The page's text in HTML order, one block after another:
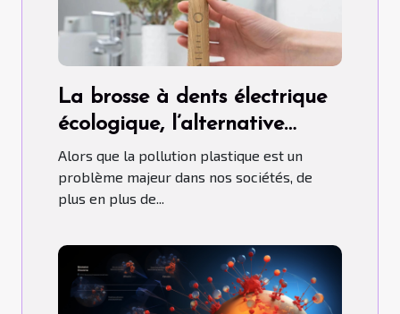
La brosse à dents électrique
écologique, l’alternative
idéale au plastique
Alors que la pollution plastique est un
problème majeur dans nos sociétés, de
plus en plus de...